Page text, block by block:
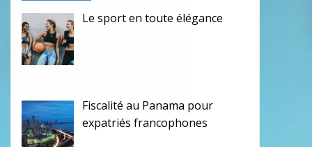
Le sport en toute élégance
Fiscalité au Panama pour
expatriés francophones